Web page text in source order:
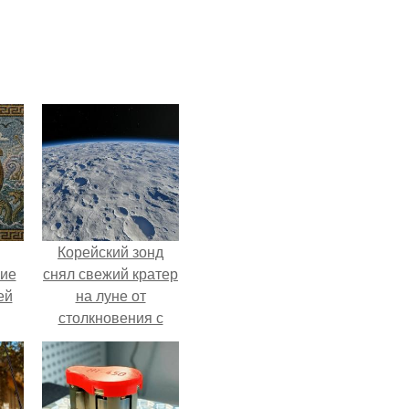
Корейский зонд
снял свежий кратер
на луне от
столкновения с
обломком Falcon 9.